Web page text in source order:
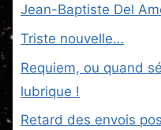
Jean-Baptiste Del
Triste nouvelle…
Requiem, ou quand
lubrique !
Retard des envois